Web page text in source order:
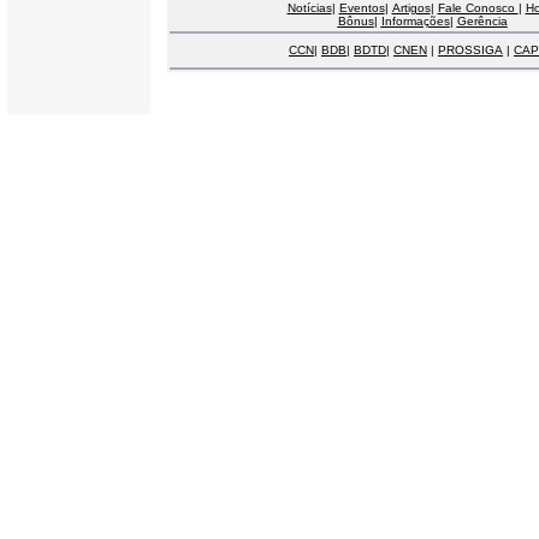
Notícias| Eventos| Artigos| Fale Conosco |
Bônus| Informações| Gerência
CCN| BDB| BDTD| CNEN | PROSSIGA |